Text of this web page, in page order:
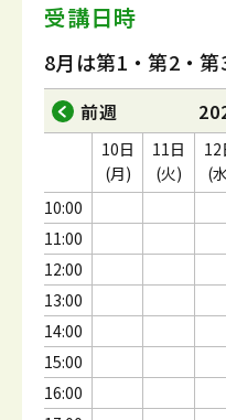
受講日時
8月は第1・第2・
前週
10:00
11:00
12:00
13:00
14:00
15:00
16:00
10日
(月)
11日
(火)
12
(